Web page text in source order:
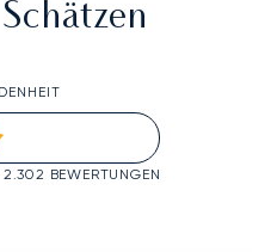
2.302 BEWERTUNGEN